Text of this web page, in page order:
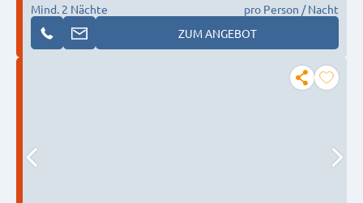
Mind. 2 Nächte
pro Person / Nacht
ZUM ANGEBOT